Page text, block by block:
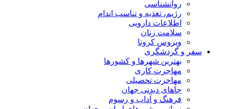
روانشناسی
رژیم، تغذیه و تناسب اندام
اطلاعات دارویی
سلامت زنان
ویروس کرونا
سفر و گردشگری
بهترین شهرها و کشورها
مهاجرت کاری
مهاجرت تحصیلی
جاهای دیدنی جهان
فرهنگ و آداب و رسوم